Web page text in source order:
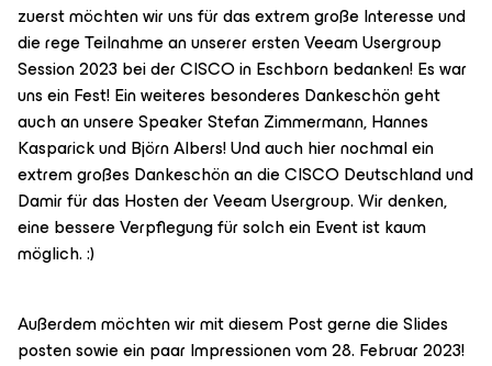
zuerst möchten wir uns für das extrem große Interesse und
die rege Teilnahme an unserer ersten Veeam Usergroup
Session 2023 bei der CISCO in Eschborn bedanken! Es war
uns ein Fest! Ein weiteres besonderes Dankeschön geht
auch an unsere Speaker Stefan Zimmermann, Hannes
Kasparick und Björn Albers! Und auch hier nochmal ein
extrem großes Dankeschön an die CISCO Deutschland und
Damir für das Hosten der Veeam Usergroup. Wir denken,
eine bessere Verpflegung für solch ein Event ist kaum
möglich. :)
Außerdem möchten wir mit diesem Post gerne die Slides
posten sowie ein paar Impressionen vom 28. Februar 2023!